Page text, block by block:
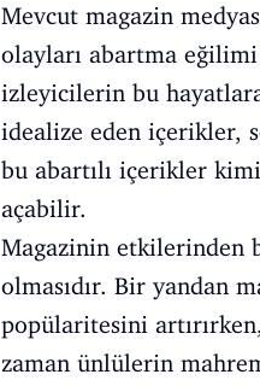
Mevcut magazin
olayları abartma
izleyicilerin bu
idealize eden içerikler,
bu abartılı içerikler
açabilir.
Magazinin etkilerinden
olmasıdır. Bir yandan
popülaritesini
zaman ünlülerin